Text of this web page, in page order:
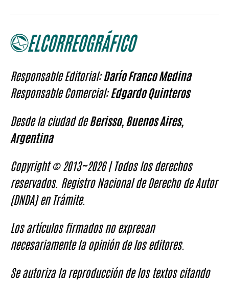
Responsable Editorial:Darío Franco Medina
Responsable Comercial:Edgardo Quinteros
Desde la ciudad deBerisso, Buenos Aires,
Argentina
Copyright © 2013~2026 | Todos los derechos
reservados. Registro Nacional de Derecho de Autor
(DNDA) en Trámite.
Los artículos firmados no expresan
necesariamente la opinión de los editores.
Se autoriza la reproducción de los textos citando